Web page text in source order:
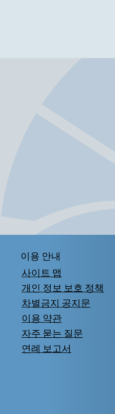
​이용 안내
사이트 맵
개인 정보 보호 정책
차별금지 공지문
이용 약관
자주 묻는 질문
연례 보고서